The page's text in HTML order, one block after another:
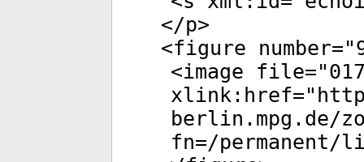
</p>
<figure number="
<image file="
xlink:href="
berlin.mpg.de/
fn=/permanent/